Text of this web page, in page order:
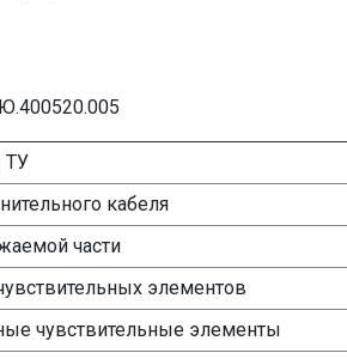
ТУ
кабеля
части
элементов
чувствительные элементы